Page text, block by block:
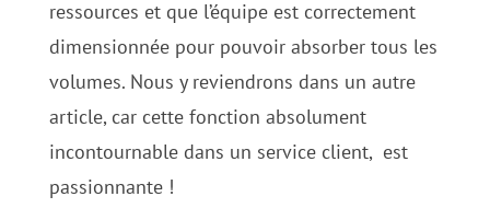
ressources et que l’équipe est correctement
dimensionnée pour pouvoir absorber tous les
volumes. Nous y reviendrons dans un autre
article, car cette fonction absolument
incontournable dans un service client, est
passionnante !